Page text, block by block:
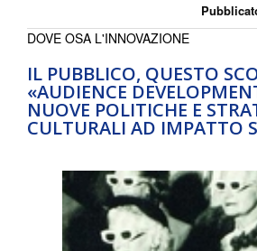
IL PUBBLICO, QUESTO
«AUDIENCE
NUOVE POLITICHE E
CULTURALI AD IMPATTO
DOVE OSA L'INNOVAZIONE